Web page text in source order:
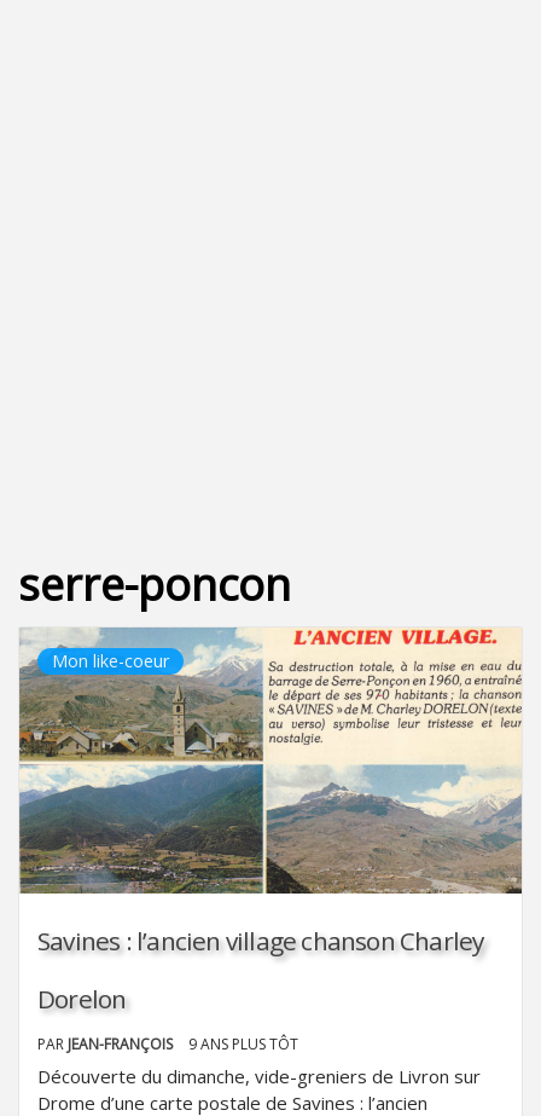
serre-poncon
Mon like-coeur
Savines : l’ancien village chanson Charley
Dorelon
PAR JEAN-FRANÇOIS 9 ANS PLUS TÔT
Découverte du dimanche, vide-greniers de Livron sur
Drome d’une carte postale de Savines : l’ancien